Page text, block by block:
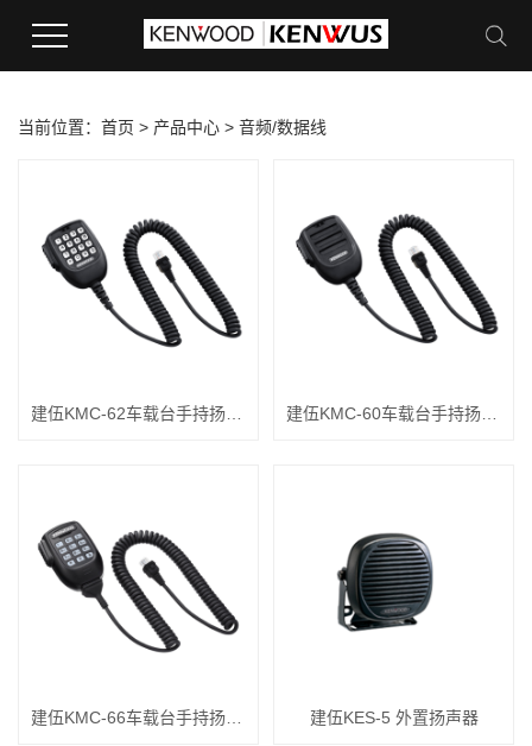
当前位置： 首页 > 产品中心 > 音频/数据线
建伍KMC-66车载台手持扬声器 建伍KES-5 外置扬声器